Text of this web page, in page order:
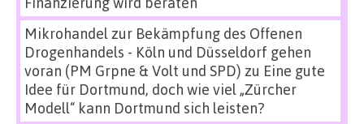
Mikrohandel zur Bekämpfung des Offenen
Drogenhandels - Köln und Düsseldorf gehen
voran (PM Grpne & Volt und SPD) zu Eine gute
Idee für Dortmund, doch wie viel „Zürcher
Modell“ kann Dortmund sich leisten?